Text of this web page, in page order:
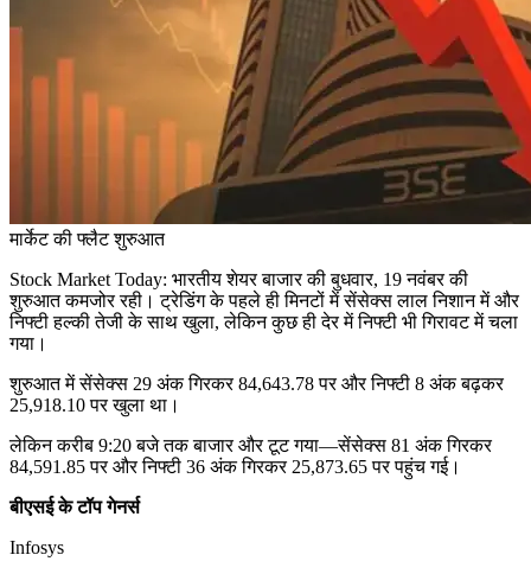
मार्केट की फ्लैट शुरुआत
Stock Market Today: भारतीय शेयर बाजार की बुधवार, 19 नवंबर की
शुरुआत कमजोर रही। ट्रेडिंग के पहले ही मिनटों में सेंसेक्स लाल निशान में और
निफ्टी हल्की तेजी के साथ खुला, लेकिन कुछ ही देर में निफ्टी भी गिरावट में चला
गया।
शुरुआत में सेंसेक्स 29 अंक गिरकर 84,643.78 पर और निफ्टी 8 अंक बढ़कर
25,918.10 पर खुला था।
लेकिन करीब 9:20 बजे तक बाजार और टूट गया—सेंसेक्स 81 अंक गिरकर
84,591.85 पर और निफ्टी 36 अंक गिरकर 25,873.65 पर पहुंच गई।
बीएसई के टॉप गेनर्स
Infosys